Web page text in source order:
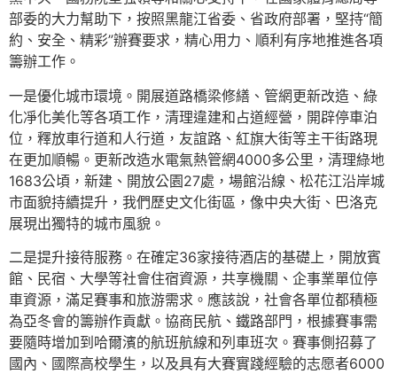
部委的大力幫助下，按照黑龍江省委、省政府部署，堅持“簡
約、安全、精彩”辦賽要求，精心用力、順利有序地推進各項
籌辦工作。
一是優化城市環境。開展道路橋梁修繕、管網更新改造、綠
化凈化美化等各項工作，清理違建和占道經營，開辟停車泊
位，釋放車行道和人行道，友誼路、紅旗大街等主干街路現
在更加順暢。更新改造水電氣熱管網4000多公里，清理綠地
1683公頃，新建、開放公園27處，場館沿線、松花江沿岸城
市面貌持續提升，我們歷史文化街區，像中央大街、巴洛克
展現出獨特的城市風貌。
二是提升接待服務。在確定36家接待酒店的基礎上，開放賓
館、民宿、大學等社會住宿資源，共享機關、企事業單位停
車資源，滿足賽事和旅游需求。應該說，社會各單位都積極
為亞冬會的籌辦作貢獻。協商民航、鐵路部門，根據賽事需
要隨時增加到哈爾濱的航班航線和列車班次。賽事側招募了
國內、國際高校學生，以及具有大賽實踐經驗的志愿者6000